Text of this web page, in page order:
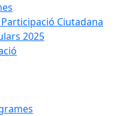
Ciutadana
2025